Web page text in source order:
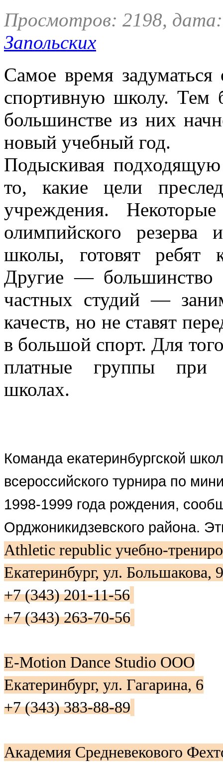
Просмотров: 2198,
Запольских
Самое время
спортивную школу. Тем
большинстве из них
новый учебный год.
Подыскивая
то, какие цели
учреждения.
олимпийского резерва
школы, готовят ребят
Другие — большинство
частных студий —
качеств, но не ставят
в большой спорт. Для
платные группы при
школах.
Команда екатеринбургской
всероссийского турнира по
1998-1999 года рождения,
Орджоникидзевского района.
Athletic republic учебно-
Екатеринбург, ул. Большакова,
+7 (343) 201-11-56
+7 (343) 263-70-56
E-Motion Dance Studio ООО
Екатеринбург, ул. Гагарина, 6
+7 (343) 383-88-89
Академия Средневекового